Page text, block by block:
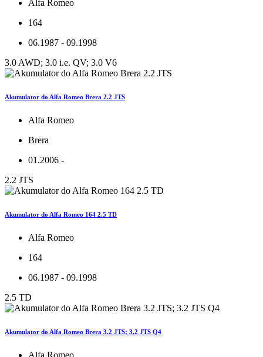
Alfa Romeo
164
06.1987 - 09.1998
3.0 AWD; 3.0 i.e. QV; 3.0 V6
Akumulator do Alfa Romeo Brera 2.2 JTS
Alfa Romeo
Brera
01.2006 -
2.2 JTS
Akumulator do Alfa Romeo 164 2.5 TD
Alfa Romeo
164
06.1987 - 09.1998
2.5 TD
Akumulator do Alfa Romeo Brera 3.2 JTS; 3.2 JTS Q4
Alfa Romeo